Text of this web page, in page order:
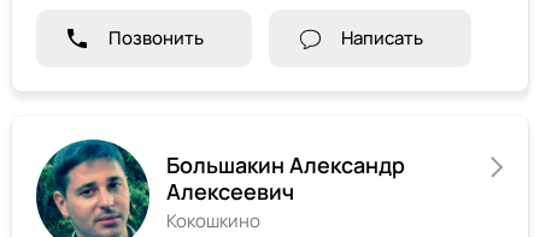
Позвонить Написать
Большакин Александр
Алексеевич
Кокошкино